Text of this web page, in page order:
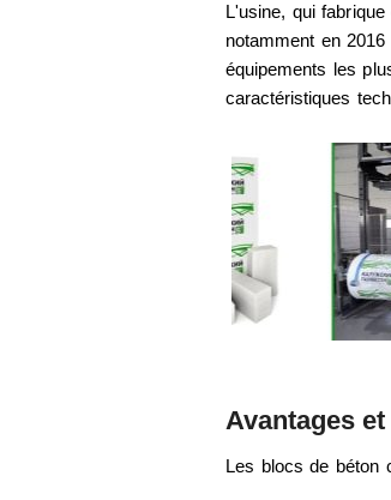
L'usine, qui
notamment en
équipements les
caractéristiques
Avantages
Les blocs de béton